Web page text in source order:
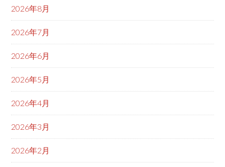
2026年8月
2026年7月
2026年6月
2026年5月
2026年4月
2026年3月
2026年2月